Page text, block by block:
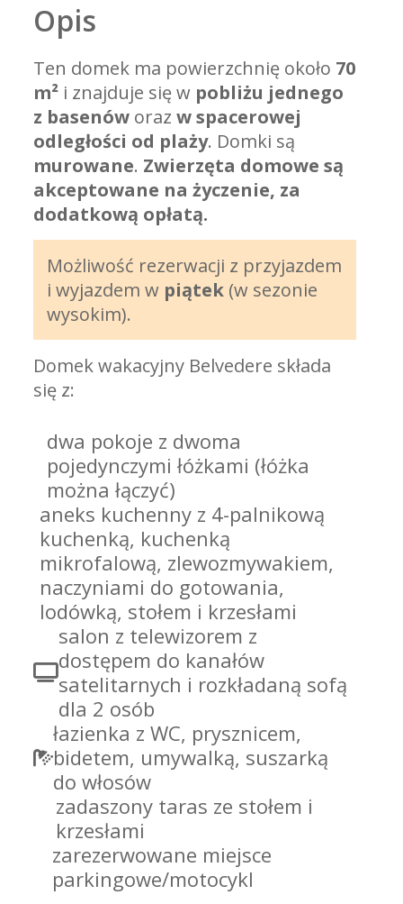
Opis
Ten domek ma powierzchnię około 70
m²i znajduje się w pobliżu jednego
z basenóworaz w spacerowej
odległości od plaży. Domki są
murowane. Zwierzęta domowe są
akceptowane na życzenie, za
dodatkową opłatą.
Możliwość rezerwacji z przyjazdem
i wyjazdem w piątek (w sezonie
wysokim).
Domek wakacyjny Belvedere składa
się z:
dwa pokoje z dwoma
pojedynczymi łóżkami (łóżka
można łączyć)
aneks kuchenny z 4-palnikową
kuchenką, kuchenką
mikrofalową, zlewozmywakiem,
naczyniami do gotowania,
lodówką, stołem i krzesłami
salon z telewizorem z
dostępem do kanałów
satelitarnych i rozkładaną sofą
dla 2 osób
łazienka z WC, prysznicem,
bidetem, umywalką, suszarką
do włosów
zadaszony taras ze stołem i
krzesłami
zarezerwowane miejsce
parkingowe/motocykl